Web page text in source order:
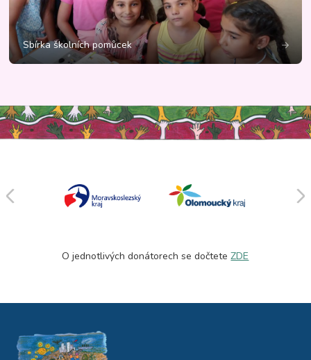
Sbírka školních pomůcek
O jednotlivých donátorech se dočteteZDE